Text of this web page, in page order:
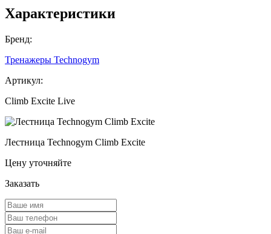
Характеристики
Бренд:
Тренажеры Technogym
Артикул:
Climb Excite Live
Лестница Technogym Climb Excite
Цену уточняйте
Заказать